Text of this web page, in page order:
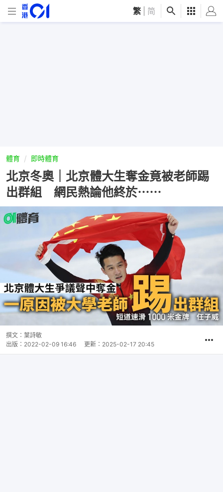
繁 简
體育 即時體育
北京冬奧｜北京體大生奪金竟被老師踢
出群組 網民熱論他終於⋯⋯
撰文： 葉詩敏
出版： 2022-02-09 16:46 更新： 2025-02-17 20:45